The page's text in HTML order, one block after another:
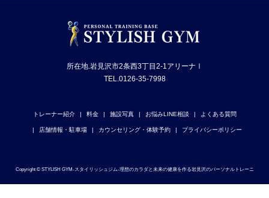
所在地.岩見沢市2条西3丁目2-1アリーナⅠ
TEL.0126-35-7998
トレーナー紹介 料金 施設写真 お悩みLINE相談 よくある質問
店舗情報・駐車場 カウンセリング・体験予約 プライバシーポリシー
Copyright © STYLISH GYM-スタイリッシュジム-理想のカラダと未来の健康を作る岩見沢のパーソナルトレーニ